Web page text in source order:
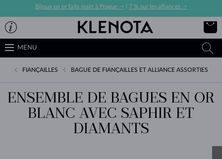
Bijoux en or faits main à Prague -> 7 % sur les alliances ->
MENU
FIANÇAILLES BAGUE DE FIANÇAILLES ET ALLIANCE ASSORTIES
ENSEMBLE DE BAGUES EN OR
BLANC AVEC SAPHIR ET
DIAMANTS